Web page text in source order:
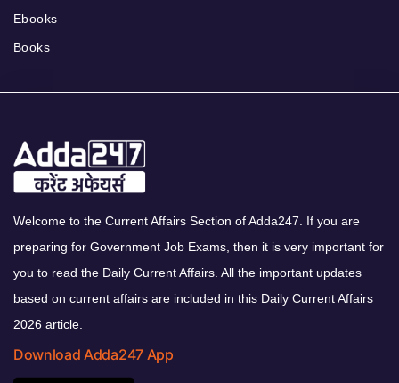
Ebooks
Books
Welcome to the Current Affairs Section of Adda247. If you are
preparing for Government Job Exams, then it is very important for
you to read the Daily Current Affairs. All the important updates
based on current affairs are included in this Daily Current Affairs
2026 article.
Download Adda247 App